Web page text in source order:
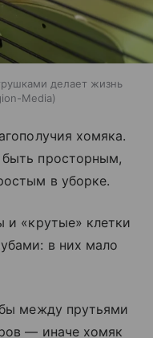
делает жизнь
Media
хомяка.
просторным,
в уборке.
и «крутые» клетки
в них мало
между прутьями
— иначе хомяк